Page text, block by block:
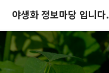
야생화 정보마당 입니다.